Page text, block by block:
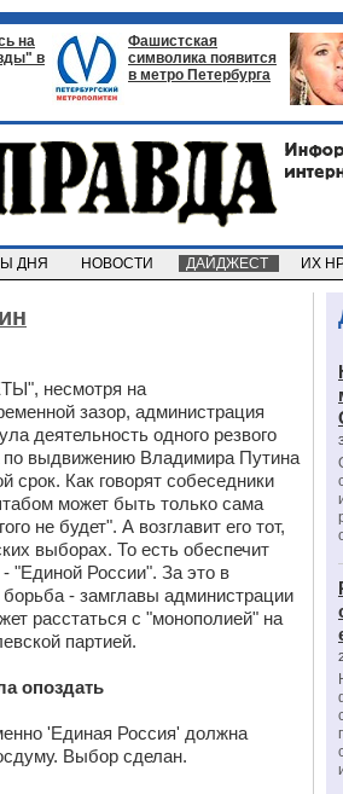
на
в
Фашистская
символика появится
в метро Петербурга
ДНЯ НОВОСТИ ДАЙДЖЕСТ ИХ
несмотря на
зазор, администрация
деятельность одного резвого
по выдвижению Владимира Путина
срок. Как говорят собеседники
может быть только сама
не будет". А возглавит его тот,
выборах. То есть обеспечит
"Единой России". За это в
борьба - замглавы администрации
расстаться с "монополией" на
партией.
опоздать
'Единая Россия' должна
Выбор сделан.